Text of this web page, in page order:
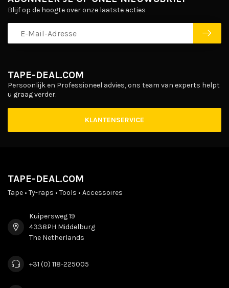
TAPE-DEAL.COM
Persoonlijk en Professioneel advies, ons team van experts helpt
u graag verder.
KLANTENSERVICE
Blijf op de hoogte over onze laatste acties
TAPE-DEAL.COM
Tape • Ty-raps • Tools • Accessoires
Kuipersweg 19
4338PH Middelburg
The Netherlands
+31 (0) 118-225005